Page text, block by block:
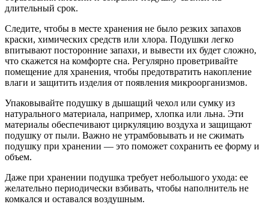
длительный срок.
Следите, чтобы в месте хранения не было резких запахов
краски, химических средств или хлора. Подушки легко
впитывают посторонние запахи, и вывести их будет сложно,
что скажется на комфорте сна. Регулярно проветривайте
помещение для хранения, чтобы предотвратить накопление
влаги и защитить изделия от появления микроорганизмов.
Упаковывайте подушку в дышащий чехол или сумку из
натурального материала, например, хлопка или льна. Эти
материалы обеспечивают циркуляцию воздуха и защищают
подушку от пыли. Важно не утрамбовывать и не сжимать
подушку при хранении — это поможет сохранить ее форму и
объем.
Даже при хранении подушка требует небольшого ухода: ее
желательно периодически взбивать, чтобы наполнитель не
комкался и оставался воздушным.